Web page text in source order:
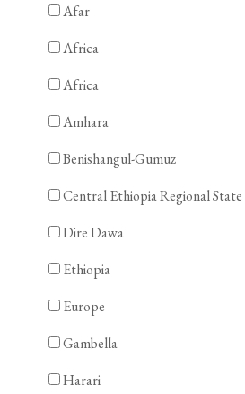
Afar
Africa
Africa
Amhara
Benishangul-Gumuz
Central Ethiopia Regional State
Dire Dawa
Ethiopia
Europe
Gambella
Harari